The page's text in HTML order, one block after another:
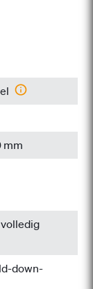
mm
down-